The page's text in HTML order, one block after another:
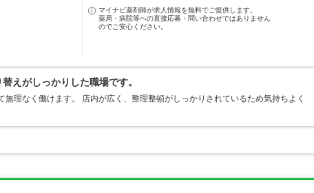
マイナビ薬剤師が求人情報を無料でご提供します。
薬局・病院等への直接応募・問い合わせではありません
のでご安心ください。
えがしっかりした職場です。
理なく働けます。 店内が広く、整理整頓がしっかりされているため気持ちよく